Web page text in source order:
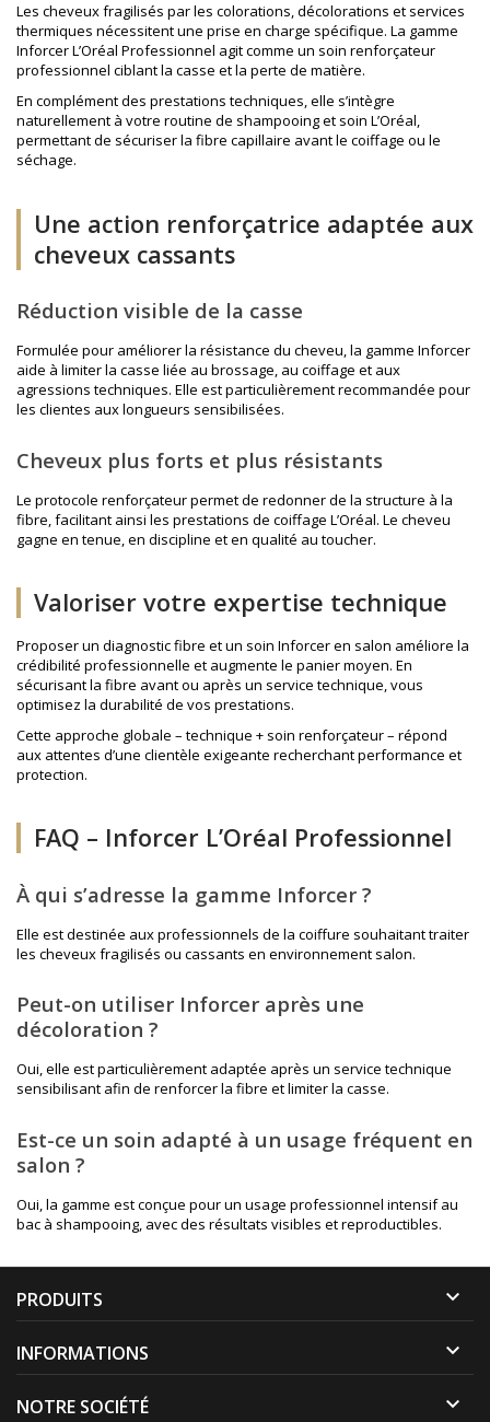
Les cheveux fragilisés par les colorations, décolorations et services
thermiques nécessitent une prise en charge spécifique. La gamme
Inforcer L’Oréal Professionnel agit comme un soin renforçateur
professionnel ciblant la casse et la perte de matière.
En complément des prestations techniques, elle s’intègre
naturellement à votre routine de shampooing et soin L’Oréal,
permettant de sécuriser la fibre capillaire avant le coiffage ou le
séchage.
Une action renforçatrice adaptée aux
cheveux cassants
Réduction visible de la casse
Formulée pour améliorer la résistance du cheveu, la gamme Inforcer
aide à limiter la casse liée au brossage, au coiffage et aux
agressions techniques. Elle est particulièrement recommandée pour
les clientes aux longueurs sensibilisées.
Cheveux plus forts et plus résistants
Le protocole renforçateur permet de redonner de la structure à la
fibre, facilitant ainsi les prestations de coiffage L’Oréal. Le cheveu
gagne en tenue, en discipline et en qualité au toucher.
Valoriser votre expertise technique
Proposer un diagnostic fibre et un soin Inforcer en salon améliore la
crédibilité professionnelle et augmente le panier moyen. En
sécurisant la fibre avant ou après un service technique, vous
optimisez la durabilité de vos prestations.
Cette approche globale – technique + soin renforçateur – répond
aux attentes d’une clientèle exigeante recherchant performance et
protection.
FAQ – Inforcer L’Oréal Professionnel
À qui s’adresse la gamme Inforcer ?
Elle est destinée aux professionnels de la coiffure souhaitant traiter
les cheveux fragilisés ou cassants en environnement salon.
Peut-on utiliser Inforcer après une
décoloration ?
Oui, elle est particulièrement adaptée après un service technique
sensibilisant afin de renforcer la fibre et limiter la casse.
Est-ce un soin adapté à un usage fréquent en
salon ?
Oui, la gamme est conçue pour un usage professionnel intensif au
bac à shampooing, avec des résultats visibles et reproductibles.
PRODUITS 
INFORMATIONS 
NOTRE SOCIÉTÉ 